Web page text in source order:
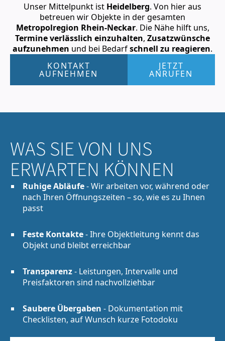
Unser Mittelpunkt ist Heidelberg. Von hier aus
betreuen wir Objekte in der gesamten
Metropolregion Rhein-Neckar. Die Nähe hilft uns,
Termine verlässlich einzuhalten, Zusatzwünsche
aufzunehmen und bei Bedarfschnell zu reagieren.
KONTAKT
AUFNEHMEN
JETZT
ANRUFEN
WAS SIE VON UNS
ERWARTEN KÖNNEN
Ruhige Abläufe- Wir arbeiten vor, während oder
nach Ihren Öffnungszeiten – so, wie es zu Ihnen
passt
Feste Kontakte- Ihre Objektleitung kennt das
Objekt und bleibt erreichbar
Transparenz- Leistungen, Intervalle und
Preisfaktoren sind nachvollziehbar
Saubere Übergaben - Dokumentation mit
Checklisten, auf Wunsch kurze Fotodoku